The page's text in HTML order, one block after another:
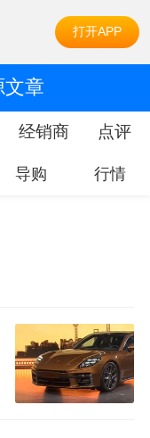
打开APP
文章
经销商 点评
导购 行情